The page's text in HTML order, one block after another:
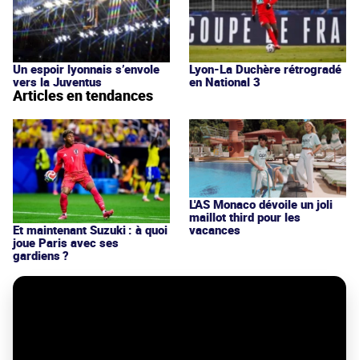
Un espoir lyonnais s’envole
vers la Juventus
Lyon-La Duchère rétrogradé
en National 3
Articles en tendances
Et maintenant Suzuki : à quoi
joue Paris avec ses
gardiens ?
L'AS Monaco dévoile un joli
maillot third pour les
vacances